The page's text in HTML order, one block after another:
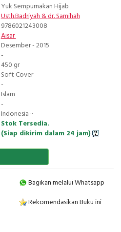
Yuk Sempurnakan Hijab
Usth.Badriyah&dr. Samihah
9786021243008
Aisar
Desember - 2015
-
450 gr
Soft Cover
-
Islam
-
Indonesia ··
Stok Tersedia.
(Siap dikirim dalam 24 jam)
Bagikan melalui Whatsapp
Rekomendasikan Buku ini